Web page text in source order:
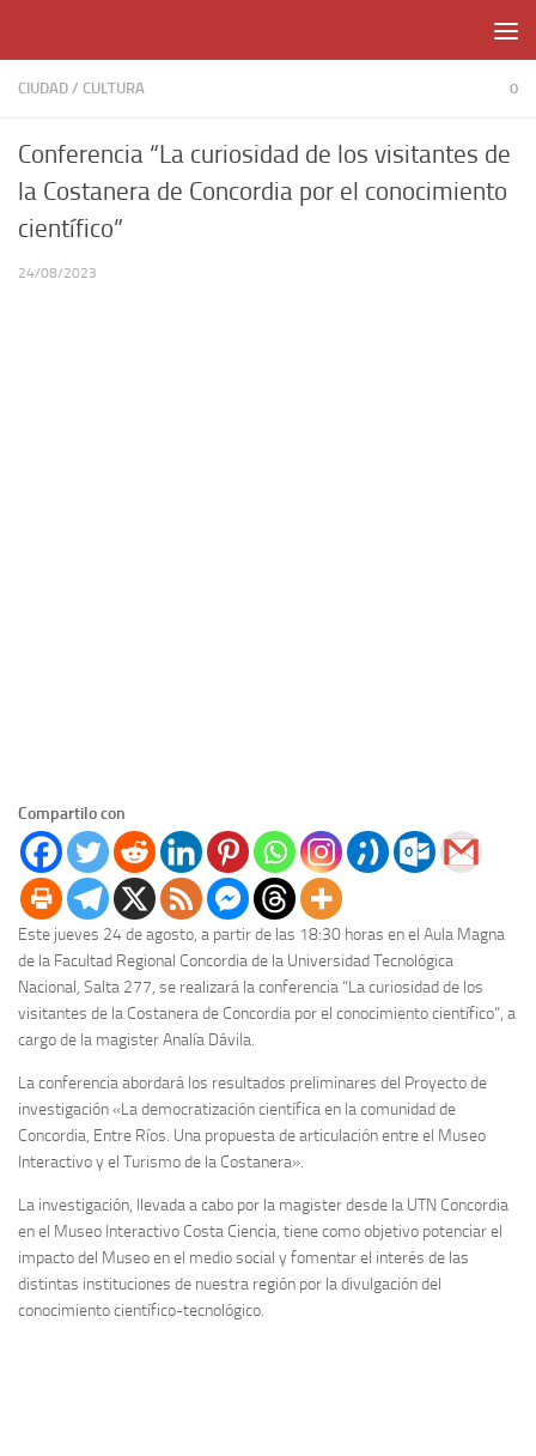
CIUDAD / CULTURA 0
Conferencia “La curiosidad de los visitantes de
la Costanera de Concordia por el conocimiento
científico”
24/08/2023
Compartilo con
Este jueves 24 de agosto, a partir de las 18:30 horas en el Aula Magna
de la Facultad Regional Concordia de la Universidad Tecnológica
Nacional, Salta 277, se realizará la conferencia “La curiosidad de los
visitantes de la Costanera de Concordia por el conocimiento científico”, a
cargo de la magister Analía Dávila.
La conferencia abordará los resultados preliminares del Proyecto de
investigación «La democratización científica en la comunidad de
Concordia, Entre Ríos. Una propuesta de articulación entre el Museo
Interactivo y el Turismo de la Costanera».
La investigación, llevada a cabo por la magister desde la UTN Concordia
en el Museo Interactivo Costa Ciencia, tiene como objetivo potenciar el
impacto del Museo en el medio social y fomentar el interés de las
distintas instituciones de nuestra región por la divulgación del
conocimiento científico-tecnológico.